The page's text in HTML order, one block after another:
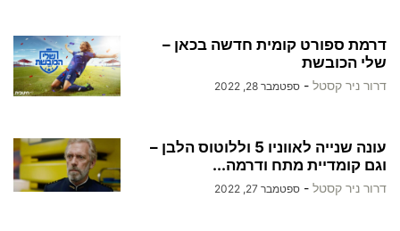
דרמת ספורט קומית חדשה בכאן –
שלי הכובשת
דרור ניר קסטל - ספטמבר 28, 2022
עונה שנייה לאווניו 5 וללוטוס הלבן –
וגם קומדיית מתח ודרמה...
דרור ניר קסטל - ספטמבר 27, 2022